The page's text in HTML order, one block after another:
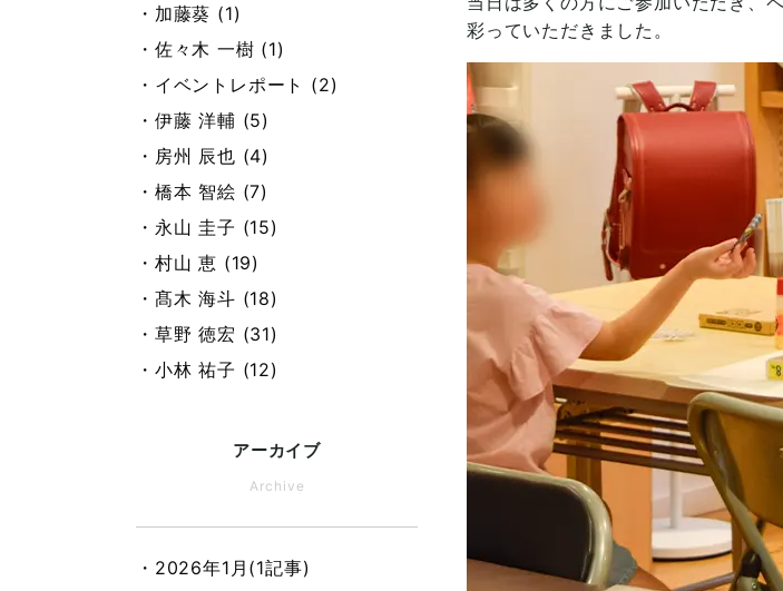
彩っていただきました。
・加藤葵 (1)
・佐々木 一樹 (1)
・イベントレポート (2)
・伊藤 洋輔 (5)
・房州 辰也 (4)
・橋本 智絵 (7)
・永山 圭子 (15)
・村山 恵 (19)
・髙木 海斗 (18)
・草野 徳宏 (31)
・小林 祐子 (12)
アーカイブ
Archive
・2026年1月(1記事)